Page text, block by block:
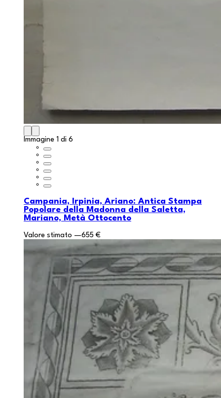
Immagine 1 di 6
Campania, Irpinia, Ariano: Antica Stampa
Popolare della Madonna della Saletta,
Mariano, Metà Ottocento
Valore stimato —655 €